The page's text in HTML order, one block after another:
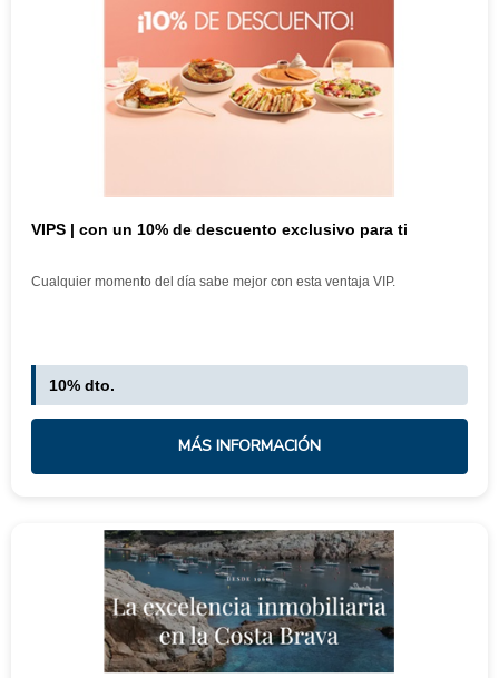
VIPS | con un 10% de descuento exclusivo para ti
Cualquier momento del día sabe mejor con esta ventaja VIP.
10% dto.
MÁS INFORMACIÓN